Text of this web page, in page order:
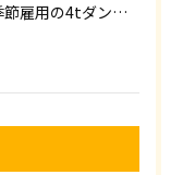
❄季節雇用の4tダンプの運転手募集⛄